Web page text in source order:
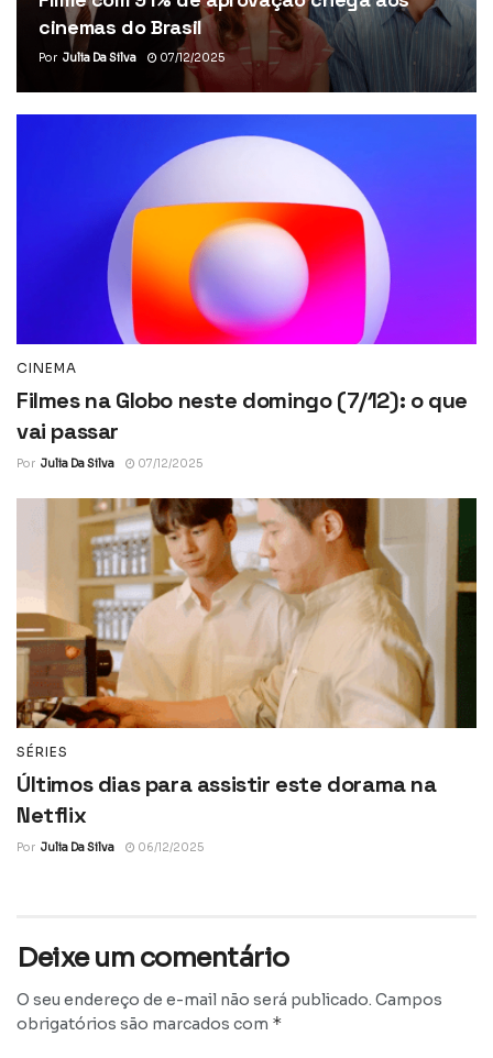
cinemas do Brasil
Por Julia Da Silva 07/12/2025
CINEMA
Filmes na Globo neste domingo (7/12): o que
vai passar
Por Julia Da Silva 07/12/2025
SÉRIES
Últimos dias para assistir este dorama na
Netflix
Por Julia Da Silva 06/12/2025
Deixe um comentário
O seu endereço de e-mail não será publicado. Campos
obrigatórios são marcados com *